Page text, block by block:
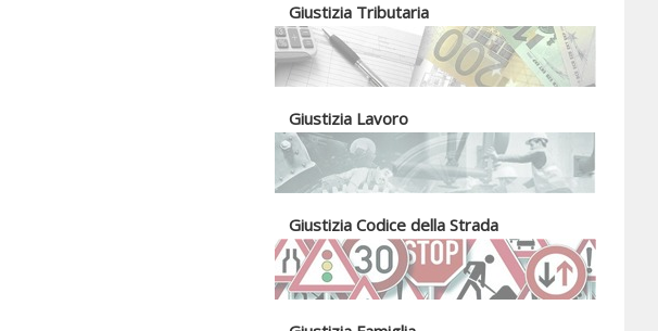
Giustizia Tributaria
Giustizia Lavoro
Giustizia Codice della Strada